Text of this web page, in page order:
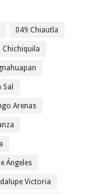
049 Chiautla
Chichiquila
Arenas
Ángeles
Victoria